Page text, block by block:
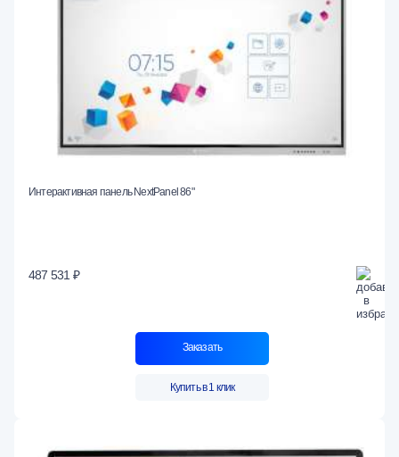
Интерактивная панель NextPanel 86"
487 531 ₽
Заказать
Купить в 1 клик